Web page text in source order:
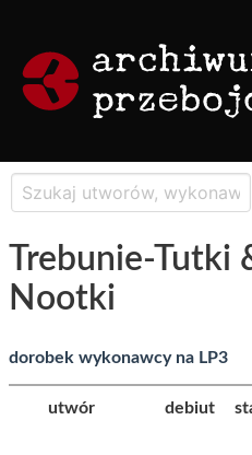
Trebunie-Tutki
Nootki
dorobek wykonawcy na LP3
utwór debiut